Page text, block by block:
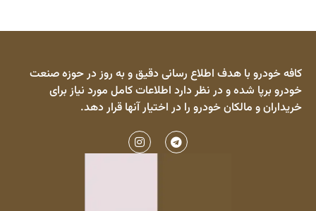
کافه خودرو با هدف اطلاع رسانی دقیق و به روز در حوزه صنعت
خودرو برپا شده و در نظر دارد اطلاعات کامل مورد نیاز برای
خریداران و مالکان خودرو را در اختیار آنها قرار دهد.